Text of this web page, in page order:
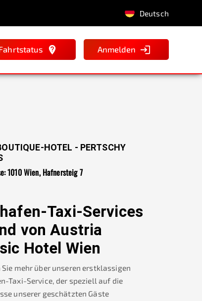
Deutsch
Anmelden
HOTEL - PERTSCHY
1010 Wien, Hafnersteig 7
Taxi-Services
von Austria
Hotel Wien
mehr über unseren erstklassigen
Taxi-Service, der speziell auf die
unserer geschätzten Gäste